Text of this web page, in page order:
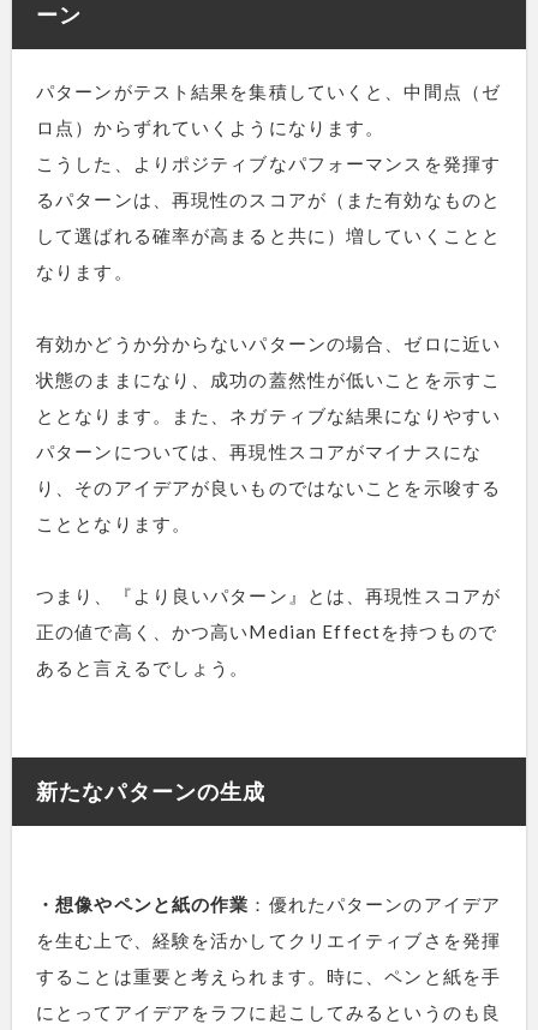
ーン
パターンがテスト結果を集積していくと、中間点（ゼ
ロ点）からずれていくようになります。
こうした、よりポジティブなパフォーマンスを発揮す
るパターンは、再現性のスコアが（また有効なものと
して選ばれる確率が高まると共に）増していくことと
なります。
有効かどうか分からないパターンの場合、ゼロに近い
状態のままになり、成功の蓋然性が低いことを示すこ
ととなります。また、ネガティブな結果になりやすい
パターンについては、再現性スコアがマイナスにな
り、そのアイデアが良いものではないことを示唆する
こととなります。
つまり、『より良いパターン』とは、再現性スコアが
正の値で高く、かつ高いMedian Effectを持つもので
あると言えるでしょう。
新たなパターンの生成
・想像やペンと紙の作業 ：優れたパターンのアイデア
を生む上で、経験を活かしてクリエイティブさを発揮
することは重要と考えられます。時に、ペンと紙を手
にとってアイデアをラフに起こしてみるというのも良